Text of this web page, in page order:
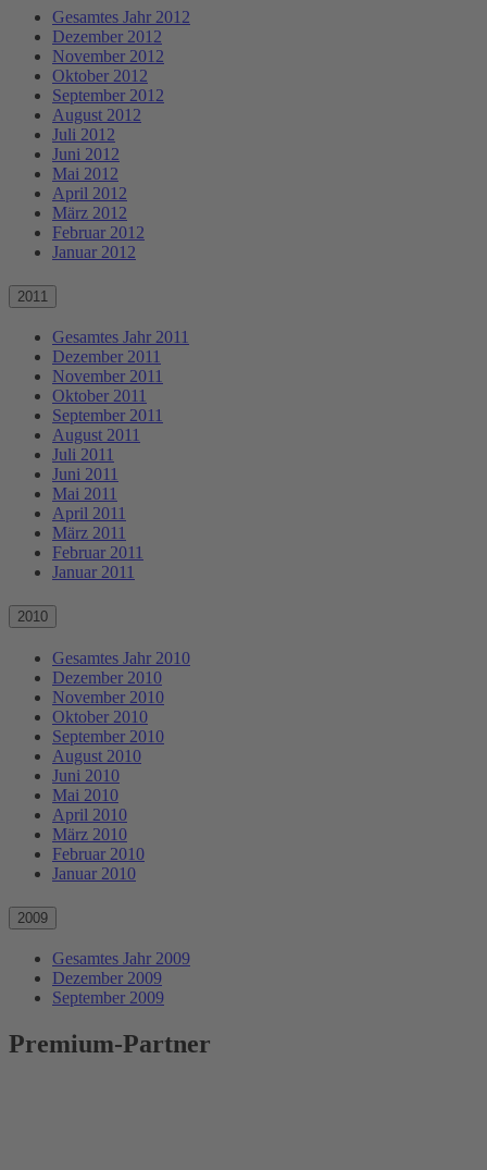
Gesamtes Jahr 2012
Dezember 2012
November 2012
Oktober 2012
September 2012
August 2012
Juli 2012
Juni 2012
Mai 2012
April 2012
März 2012
Februar 2012
Januar 2012
2011
Gesamtes Jahr 2011
Dezember 2011
November 2011
Oktober 2011
September 2011
August 2011
Juli 2011
Juni 2011
Mai 2011
April 2011
März 2011
Februar 2011
Januar 2011
2010
Gesamtes Jahr 2010
Dezember 2010
November 2010
Oktober 2010
September 2010
August 2010
Juni 2010
Mai 2010
April 2010
März 2010
Februar 2010
Januar 2010
2009
Gesamtes Jahr 2009
Dezember 2009
September 2009
Premium-Partner